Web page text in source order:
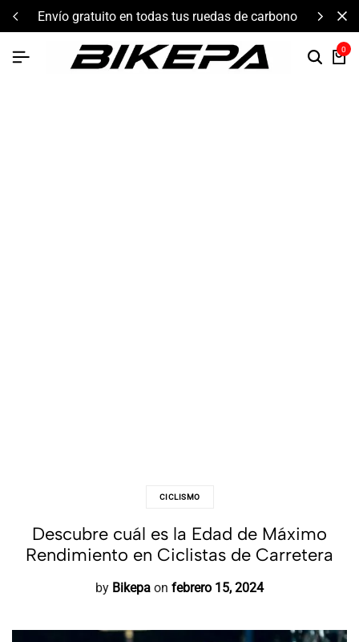
envío gratuito en todas tus ruedas de carbono
0
CICLISMO
Descubre cuál es la Edad de Máximo
Rendimiento en Ciclistas de Carretera
by Bikepa on febrero 15, 2024